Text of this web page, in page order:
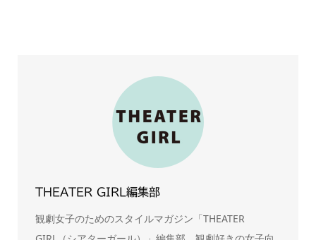
THEATER GIRL編集部
観劇女子のためのスタイルマガジン「THEATER